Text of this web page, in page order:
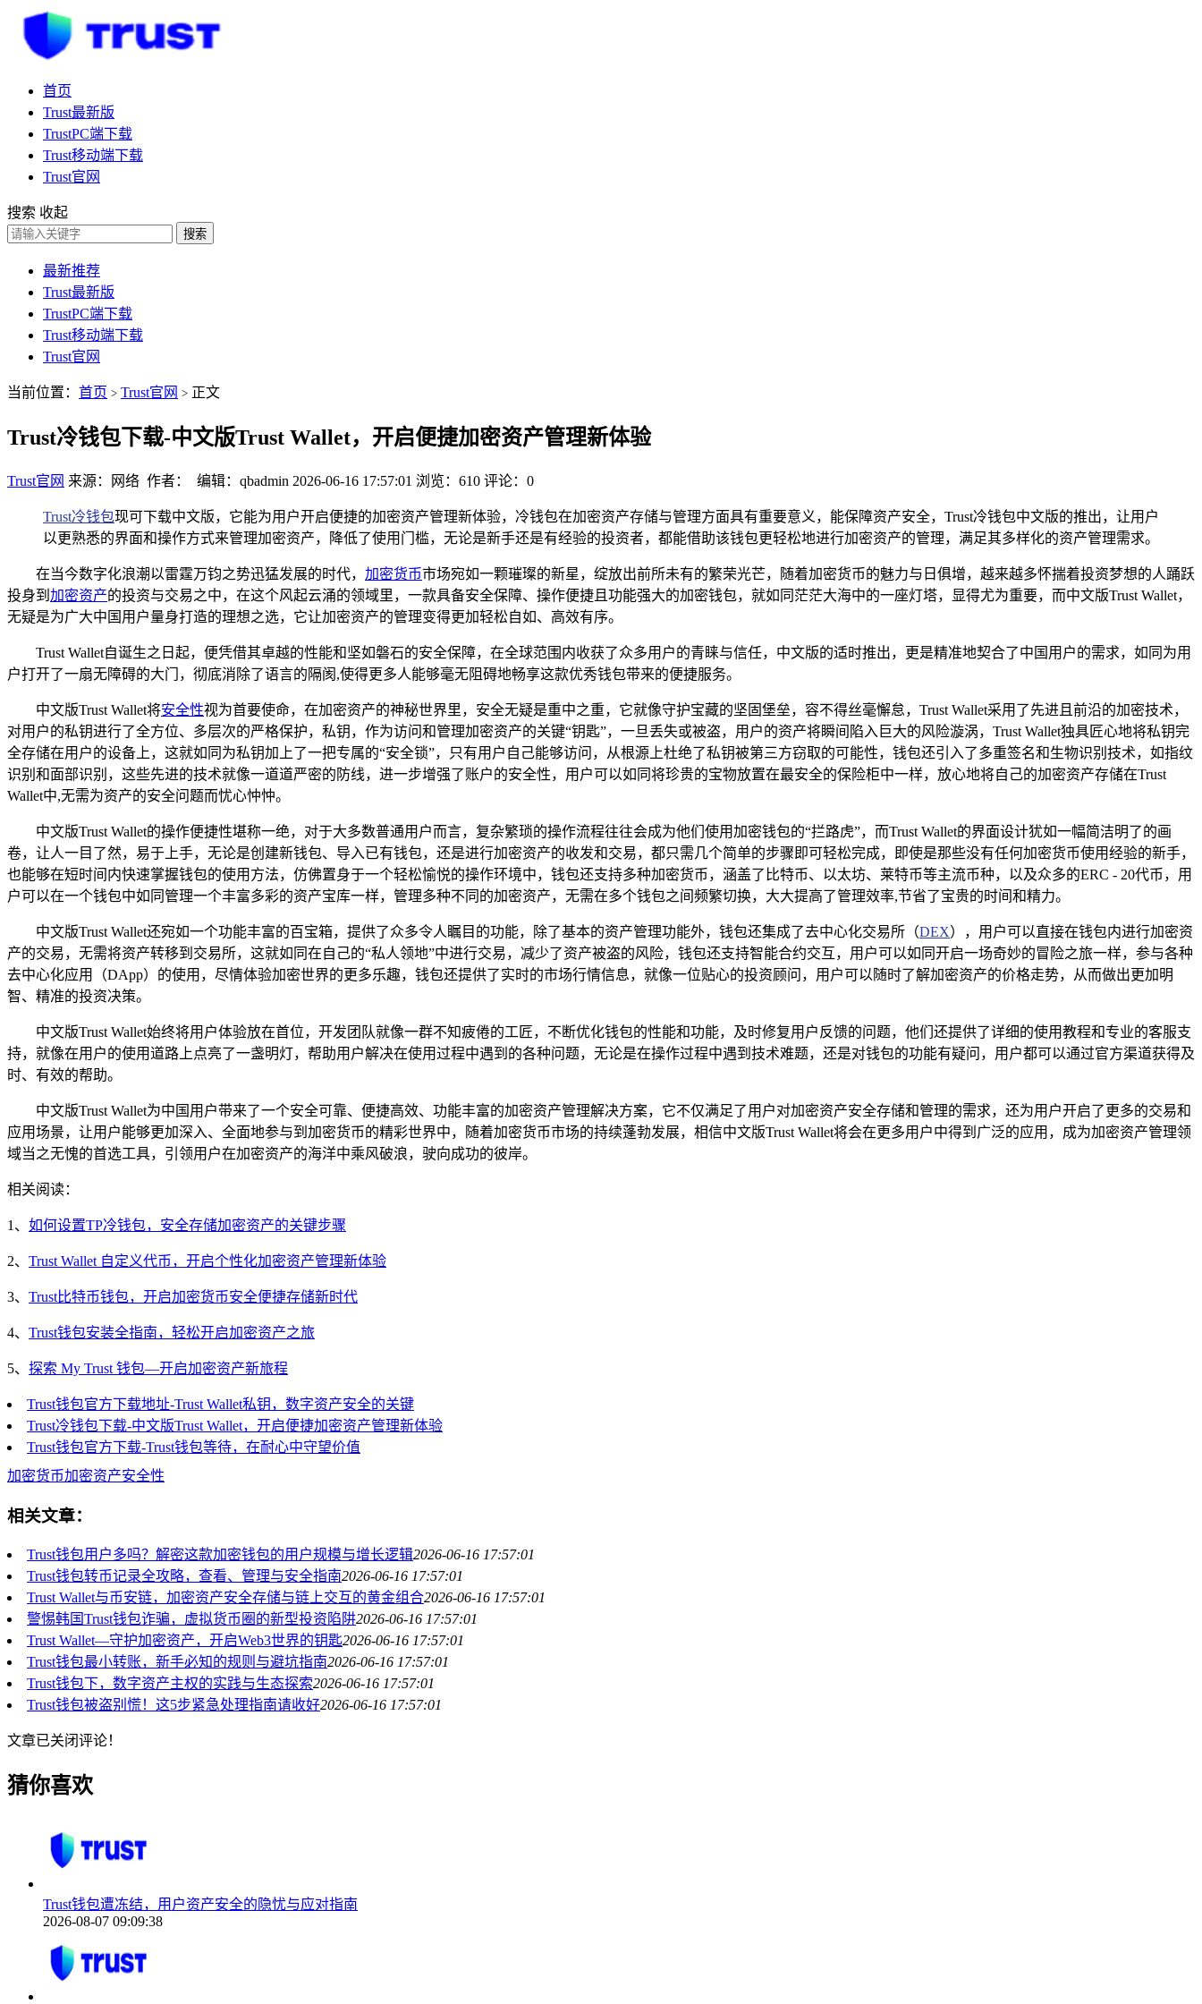
首页
Trust最新版
TrustPC端下载
Trust移动端下载
Trust官网
搜索 收起
搜索
最新推荐
Trust最新版
TrustPC端下载
Trust移动端下载
Trust官网
当前位置： 首页 > Trust官网 > 正文
Trust冷钱包下载-中文版Trust Wallet，开启便捷加密资产管理新体验
Trust官网 来源：网络 作者： 编辑：qbadmin 2026-06-16 17:57:01 浏览：610 评论：0
Trust冷钱包现可下载中文版，它能为用户开启便捷的加密资产管理新体验，冷钱包在加密资产存储与管理方面具有重要意义，能保障资产安全，Trust冷钱包中文版的推出，让用户
以更熟悉的界面和操作方式来管理加密资产，降低了使用门槛，无论是新手还是有经验的投资者，都能借助该钱包更轻松地进行加密资产的管理，满足其多样化的资产管理需求。
在当今数字化浪潮以雷霆万钧之势迅猛发展的时代， 加密货币市场宛如一颗璀璨的新星，绽放出前所未有的繁荣光芒，随着加密货币的魅力与日俱增，越来越多怀揣着投资梦想的人踊跃
投身到 加密资产的投资与交易之中，在这个风起云涌的领域里，一款具备安全保障、操作便捷且功能强大的加密钱包，就如同茫茫大海中的一座灯塔，显得尤为重要，而中文版Trust Wallet，
无疑是为广大中国用户量身打造的理想之选，它让加密资产的管理变得更加轻松自如、高效有序。
Trust Wallet自诞生之日起，便凭借其卓越的性能和坚如磐石的安全保障，在全球范围内收获了众多用户的青睐与信任，中文版的适时推出，更是精准地契合了中国用户的需求，如同为用
户打开了一扇无障碍的大门，彻底消除了语言的隔阂,使得更多人能够毫无阻碍地畅享这款优秀钱包带来的便捷服务。
中文版Trust Wallet将安全性视为首要使命，在加密资产的神秘世界里，安全无疑是重中之重，它就像守护宝藏的坚固堡垒，容不得丝毫懈怠，Trust Wallet采用了先进且前沿的加密技术，
对用户的私钥进行了全方位、多层次的严格保护，私钥，作为访问和管理加密资产的关键“钥匙”，一旦丢失或被盗，用户的资产将瞬间陷入巨大的风险漩涡，Trust Wallet独具匠心地将私钥完
全存储在用户的设备上，这就如同为私钥加上了一把专属的“安全锁”，只有用户自己能够访问，从根源上杜绝了私钥被第三方窃取的可能性，钱包还引入了多重签名和生物识别技术，如指纹
识别和面部识别，这些先进的技术就像一道道严密的防线，进一步增强了账户的安全性，用户可以如同将珍贵的宝物放置在最安全的保险柜中一样，放心地将自己的加密资产存储在Trust
Wallet中,无需为资产的安全问题而忧心忡忡。
中文版Trust Wallet的操作便捷性堪称一绝，对于大多数普通用户而言，复杂繁琐的操作流程往往会成为他们使用加密钱包的“拦路虎”，而Trust Wallet的界面设计犹如一幅简洁明了的画
卷，让人一目了然，易于上手，无论是创建新钱包、导入已有钱包，还是进行加密资产的收发和交易，都只需几个简单的步骤即可轻松完成，即使是那些没有任何加密货币使用经验的新手，
也能够在短时间内快速掌握钱包的使用方法，仿佛置身于一个轻松愉悦的操作环境中，钱包还支持多种加密货币，涵盖了比特币、以太坊、莱特币等主流币种，以及众多的ERC - 20代币，用
户可以在一个钱包中如同管理一个丰富多彩的资产宝库一样，管理多种不同的加密资产，无需在多个钱包之间频繁切换，大大提高了管理效率,节省了宝贵的时间和精力。
中文版Trust Wallet还宛如一个功能丰富的百宝箱，提供了众多令人瞩目的功能，除了基本的资产管理功能外，钱包还集成了去中心化交易所（DEX），用户可以直接在钱包内进行加密资
产的交易，无需将资产转移到交易所，这就如同在自己的“私人领地”中进行交易，减少了资产被盗的风险，钱包还支持智能合约交互，用户可以如同开启一场奇妙的冒险之旅一样，参与各种
去中心化应用（DApp）的使用，尽情体验加密世界的更多乐趣，钱包还提供了实时的市场行情信息，就像一位贴心的投资顾问，用户可以随时了解加密资产的价格走势，从而做出更加明
智、精准的投资决策。
中文版Trust Wallet始终将用户体验放在首位，开发团队就像一群不知疲倦的工匠，不断优化钱包的性能和功能，及时修复用户反馈的问题，他们还提供了详细的使用教程和专业的客服支
持，就像在用户的使用道路上点亮了一盏明灯，帮助用户解决在使用过程中遇到的各种问题，无论是在操作过程中遇到技术难题，还是对钱包的功能有疑问，用户都可以通过官方渠道获得及
时、有效的帮助。
中文版Trust Wallet为中国用户带来了一个安全可靠、便捷高效、功能丰富的加密资产管理解决方案，它不仅满足了用户对加密资产安全存储和管理的需求，还为用户开启了更多的交易和
应用场景，让用户能够更加深入、全面地参与到加密货币的精彩世界中，随着加密货币市场的持续蓬勃发展，相信中文版Trust Wallet将会在更多用户中得到广泛的应用，成为加密资产管理领
域当之无愧的首选工具，引领用户在加密资产的海洋中乘风破浪，驶向成功的彼岸。
相关阅读：
1、 如何设置TP冷钱包，安全存储加密资产的关键步骤
2、 Trust Wallet 自定义代币，开启个性化加密资产管理新体验
3、 Trust比特币钱包，开启加密货币安全便捷存储新时代
4、 Trust钱包安装全指南，轻松开启加密资产之旅
5、 探索 My Trust 钱包—开启加密资产新旅程
Trust钱包官方下载地址-Trust Wallet私钥，数字资产安全的关键
Trust冷钱包下载-中文版Trust Wallet，开启便捷加密资产管理新体验
Trust钱包官方下载-Trust钱包等待，在耐心中守望价值
加密货币加密资产安全性
相关文章：
Trust钱包用户多吗？解密这款加密钱包的用户规模与增长逻辑2026-06-16 17:57:01
Trust钱包转币记录全攻略，查看、管理与安全指南2026-06-16 17:57:01
Trust Wallet与币安链，加密资产安全存储与链上交互的黄金组合2026-06-16 17:57:01
警惕韩国Trust钱包诈骗，虚拟货币圈的新型投资陷阱2026-06-16 17:57:01
Trust Wallet—守护加密资产，开启Web3世界的钥匙2026-06-16 17:57:01
Trust钱包最小转账，新手必知的规则与避坑指南2026-06-16 17:57:01
Trust钱包下，数字资产主权的实践与生态探索2026-06-16 17:57:01
Trust钱包被盗别慌！这5步紧急处理指南请收好2026-06-16 17:57:01
文章已关闭评论！
猜你喜欢
Trust钱包遭冻结，用户资产安全的隐忧与应对指南
2026-08-07 09:09:38